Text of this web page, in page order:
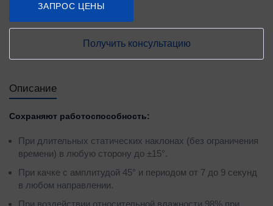
ЗАПРОС ЦЕНЫ
Получить консультацию
Описание
Сохраняют работоспособность:
При длительных статических наклонах (без ограничения
времени) в любую сторону до ±15°.
При качке с амплитудой 45° и периодом от 7 до 9 секунд
в любом направлении.
При воздействии относительной влажности 98% при